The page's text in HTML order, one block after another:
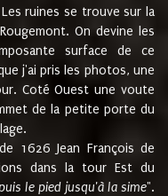
ruines se trouve sur la
On devine les
surface de ce
j'ai pris les photos, une
Coté Ouest une voute
de la petite porte du
1626 Jean François de
dans la tour Est du
le pied jusqu'à la sime".